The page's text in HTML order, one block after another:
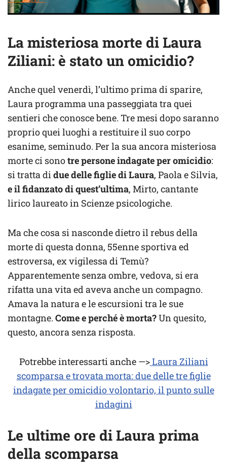
La misteriosa morte di Laura
Ziliani: è stato un omicidio?
Anche quel venerdì, l’ultimo prima di sparire,
Laura programma una passeggiata tra quei
sentieri che conosce bene. Tre mesi dopo saranno
proprio quei luoghi a restituire il suo corpo
esanime, seminudo. Per la sua ancora misteriosa
morte ci sonotre persone indagate per omicidio:
si tratta didue delle figlie di Laura, Paola e Silvia,
e il fidanzato di quest’ultima, Mirto, cantante
lirico laureato in Scienze psicologiche.
Ma che cosa si nasconde dietro il rebus della
morte di questa donna, 55enne sportiva ed
estroversa, ex vigilessa di Temù?
Apparentemente senza ombre, vedova, si era
rifatta una vita ed aveva anche un compagno.
Amava la natura e le escursioni tra le sue
montagne. Come e perché è morta?Un quesito,
questo, ancora senza risposta.
Potrebbe interessarti anche —>Laura Ziliani
scomparsa e trovata morta: due delle tre figlie
indagate per omicidio volontario, il punto sulle
indagini
Le ultime ore di Laura prima
della scomparsa